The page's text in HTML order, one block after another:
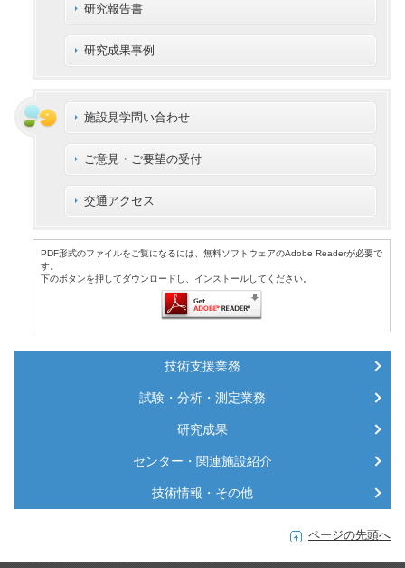
研究報告書
研究成果事例
施設見学問い合わせ
ご意見・ご要望の受付
交通アクセス
PDF形式のファイルをご覧になるには、無料ソフトウェアのAdobe Readerが必要で
す。
下のボタンを押してダウンロードし、インストールしてください。
技術支援業務
試験・分析・測定業務
研究成果
センター・関連施設紹介
技術情報・その他
ページの先頭へ